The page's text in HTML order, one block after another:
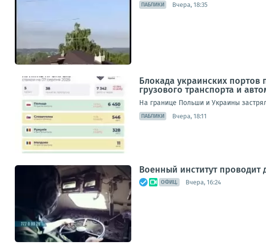
ПАБЛИКИ Вчера, 18:35
Блокада украинских портов
грузового транспорта и
На границе Польши и Украины
ПАБЛИКИ Вчера, 18:11
Военный институт
ОФИЦ. Вчера, 16:24